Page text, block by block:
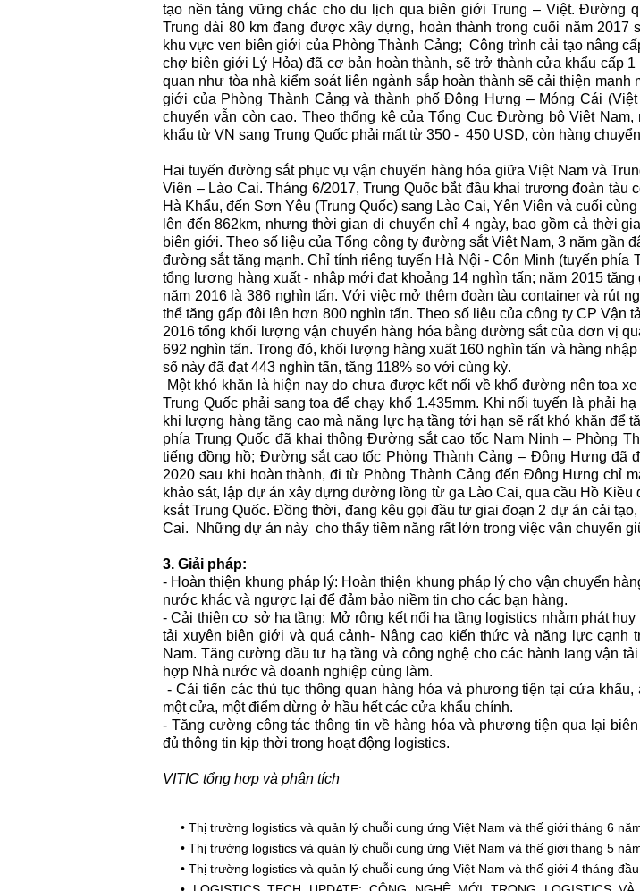
tạo nền tảng vững chắc cho du lịch qua biên giới Trung – Việt. Đường
Trung dài 80 km đang được xây dựng, hoàn thành trong cuối năm 2017
khu vực ven biên giới của Phòng Thành Cảng; Công trình cải tạo nâng
chợ biên giới Lý Hỏa) đã cơ bản hoàn thành, sẽ trở thành cửa khẩu cấp
quan như tòa nhà kiểm soát liên ngành sắp hoàn thành sẽ cải thiện
giới của Phòng Thành Cảng và thành phố Đông Hưng – Móng Cái
chuyển vẫn còn cao. Theo thống kê của Tổng Cục Đường bộ Việt
khẩu từ VN sang Trung Quốc phải mất từ 350 - 450 USD, còn hàng
Hai tuyến đường sắt phục vụ vận chuyển hàng hóa giữa Việt Nam và
Viên – Lào Cai. Tháng 6/2017, Trung Quốc bắt đầu khai trương đoàn tàu
Hà Khẩu, đến Sơn Yêu (Trung Quốc) sang Lào Cai, Yên Viên và cuối
lên đến 862km, nhưng thời gian di chuyển chỉ 4 ngày, bao gồm cả thời
biên giới. Theo số liệu của Tổng công ty đường sắt Việt Nam, 3 năm gần
đường sắt tăng mạnh. Chỉ tính riêng tuyến Hà Nội - Côn Minh (tuyến phía
tổng lượng hàng xuất - nhập mới đạt khoảng 14 nghìn tấn; năm 2015
năm 2016 là 386 nghìn tấn. Với việc mở thêm đoàn tàu container và rút
thể tăng gấp đôi lên hơn 800 nghìn tấn. Theo số liệu của công ty CP Vận
2016 tổng khối lượng vận chuyển hàng hóa bằng đường sắt của đơn vị
692 nghìn tấn. Trong đó, khối lượng hàng xuất 160 nghìn tấn và hàng
số này đã đạt 443 nghìn tấn, tăng 118% so với cùng kỳ.
Một khó khăn là hiện nay do chưa được kết nối về khổ đường nên toa
Trung Quốc phải sang toa để chạy khổ 1.435mm. Khi nối tuyến là phải
khi lượng hàng tăng cao mà năng lực hạ tầng tới hạn sẽ rất khó khăn để
phía Trung Quốc đã khai thông Đường sắt cao tốc Nam Ninh – Phòng
tiếng đồng hồ; Đường sắt cao tốc Phòng Thành Cảng – Đông Hưng đã
2020 sau khi hoàn thành, đi từ Phòng Thành Cảng đến Đông Hưng chỉ
khảo sát, lập dự án xây dựng đường lồng từ ga Lào Cai, qua cầu Hồ
ksắt Trung Quốc. Đồng thời, đang kêu gọi đầu tư giai đoạn 2 dự án cải
Cai. Những dự án này cho thấy tiềm năng rất lớn trong việc vận chuyển
3. Giải pháp:
- Hoàn thiện khung pháp lý: Hoàn thiện khung pháp lý cho vận chuyển
nước khác và ngược lại để đảm bảo niềm tin cho các bạn hàng.
- Cải thiện cơ sở hạ tầng: Mở rộng kết nối hạ tầng logistics nhằm phát
tải xuyên biên giới và quá cảnh- Nâng cao kiến thức và năng lực cạnh
Nam. Tăng cường đầu tư hạ tầng và công nghệ cho các hành lang vận
hợp Nhà nước và doanh nghiệp cùng làm.
- Cải tiến các thủ tục thông quan hàng hóa và phương tiện tại cửa
một cửa, một điểm dừng ở hầu hết các cửa khẩu chính.
- Tăng cường công tác thông tin về hàng hóa và phương tiện qua lại
đủ thông tin kịp thời trong hoạt động logistics.
VITIC tổng hợp và phân tích
• Thị trường logistics và quản lý chuỗi cung ứng Việt Nam và thế giới tháng 6
• Thị trường logistics và quản lý chuỗi cung ứng Việt Nam và thế giới tháng 5
• Thị trường logistics và quản lý chuỗi cung ứng Việt Nam và thế giới 4 tháng